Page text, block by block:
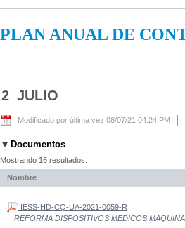
PLAN ANUAL DE
2_JULIO
Modificado por última vez 08/07/21 04:24 PM
Documentos
Mostrando 16 resultados.
Nombre
IESS-HD-CQ-UA-2021-0059-R
REFORMA DISPOSITIVOS MEDICOS